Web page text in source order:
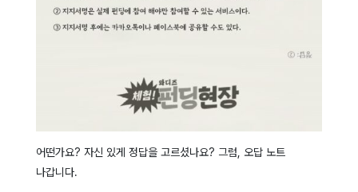
어떤가요? 자신 있게 정답을 고르셨나요? 그럼, 오답 노트
나갑니다.